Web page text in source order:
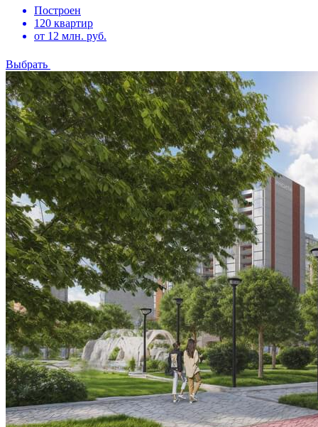
Построен
120 квартир
от 12 млн. руб.
Выбрать